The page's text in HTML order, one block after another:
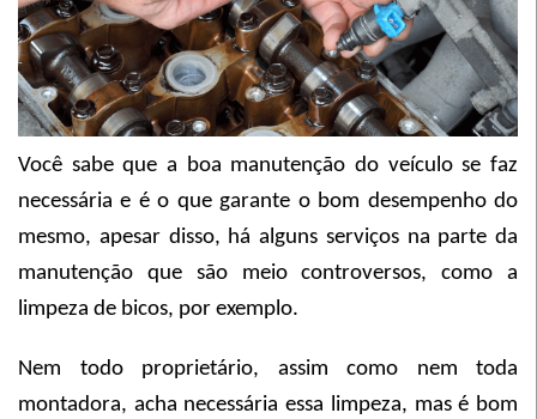
Você sabe que a boa manutenção do veículo se faz
necessária e é o que garante o bom desempenho do
mesmo, apesar disso, há alguns serviços na parte da
manutenção que são meio controversos, como a
limpeza de bicos, por exemplo.
Nem todo proprietário, assim como nem toda
montadora, acha necessária essa limpeza, mas é bom